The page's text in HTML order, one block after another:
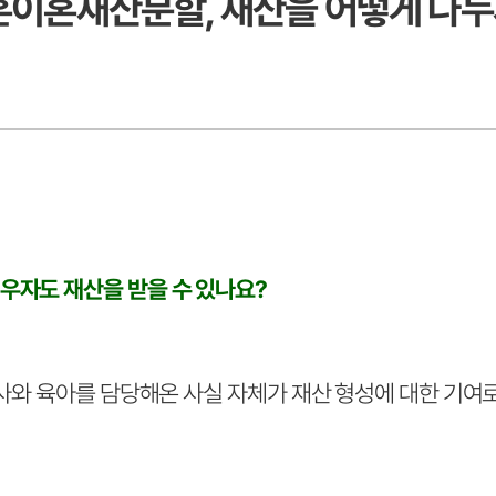
자도 재산을 받을 수 있나요?
육아를 담당해온 사실 자체가 재산 형성에 대한 기여